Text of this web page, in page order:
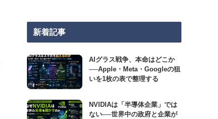
新着記事
AIグラス戦争、本命はどこか
──Apple・Meta・Googleの狙
いを1枚の表で整理する
NVIDIAは「半導体企業」では
ない──世界中の政府と企業が